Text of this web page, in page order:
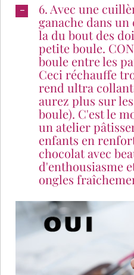
6. Avec une
ganache dans
la du bout des
petite boule.
boule entre les
Ceci réchauffe
rend ultra
aurez plus sur
boule). C'est le
un atelier
enfants en
chocolat avec
d'enthousiasme
ongles